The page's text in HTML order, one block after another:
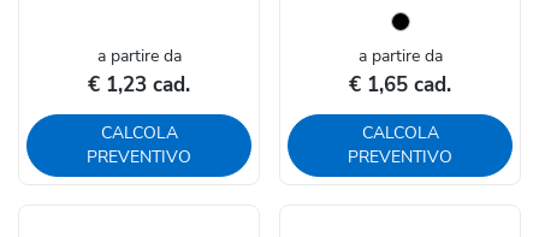
a partire da
€ 1,23 cad.
CALCOLA
PREVENTIVO
a partire da
€ 1,65 cad.
CALCOLA
PREVENTIVO